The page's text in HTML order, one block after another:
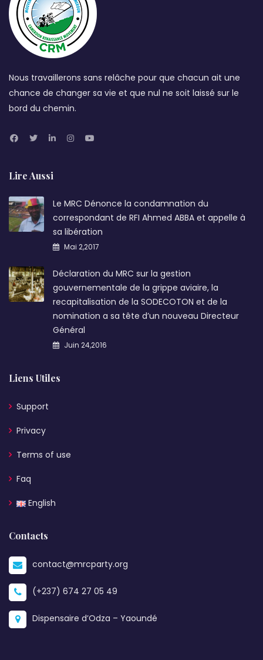
Nous travaillerons sans relâche pour que chacun ait une
chance de changer sa vie et que nul ne soit laissé sur le
bord du chemin.
Lire Aussi
Le MRC Dénonce la condamnation du
correspondant de RFI Ahmed ABBA et appelle à
sa libération
Mai 2,2017
Déclaration du MRC sur la gestion
gouvernementale de la grippe aviaire, la
recapitalisation de la SODECOTON et de la
nomination a sa tête d’un nouveau Directeur
Général
Juin 24,2016
Liens Utiles
Support
Privacy
Terms of use
Faq
English
Contacts
contact@mrcparty.org
(+237) 674 27 05 49
Dispensaire d’Odza – Yaoundé